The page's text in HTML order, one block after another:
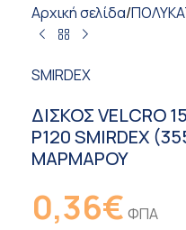
Αρχική σελίδα/
SMIRDEX
ΔΙΣΚΟΣ VELCRO
P120 SMIRDEX
ΜΑΡΜΑΡΟΥ
0,36€ ΦΠΑ